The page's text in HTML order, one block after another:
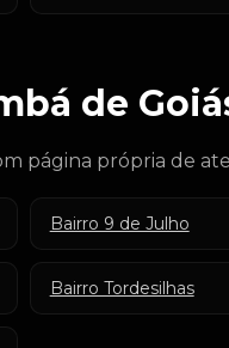
de
página própria de
Bairro 9 de Julho
Bairro Tordesilhas